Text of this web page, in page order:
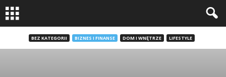
BEZ KATEGORII BIZNES I FINANSE DOM I WNĘTRZE LIFESTYLE